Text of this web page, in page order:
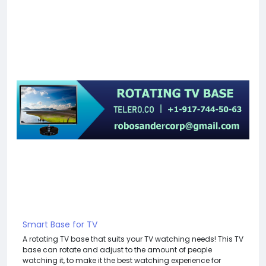
Smart Base for TV
A rotating TV base that suits your TV watching needs! This TV
base can rotate and adjust to the amount of people
watching it, to make it the best watching experience for